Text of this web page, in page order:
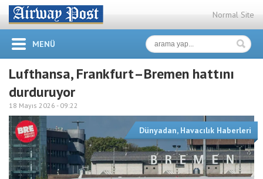
Normal Site
MENÜ
Lufthansa, Frankfurt–Bremen hattını
durduruyor
18 Mayıs 2026 - 09:22
Dünyadan, Havacılık Haberleri